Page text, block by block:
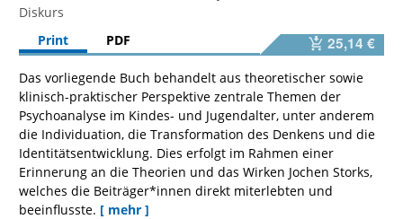
Diskurs
Print
PDF 25,14 €
Das vorliegende Buch behandelt aus theoretischer sowie
klinisch-praktischer Perspektive zentrale Themen der
Psychoanalyse im Kindes- und Jugendalter, unter anderem
die Individuation, die Transformation des Denkens und die
Identitätsentwicklung. Dies erfolgt im Rahmen einer
Erinnerung an die Theorien und das Wirken Jochen Storks,
welches die Beiträger*innen direkt miterlebten und
beeinflusste. [ mehr ]